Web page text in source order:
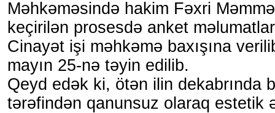
Məhkəməsində hakim Fəxri
keçirilən prosesdə anket
Cinayət işi məhkəmə baxışına
mayın 25-nə təyin edilib.
Qeyd edək ki, ötən ilin dekabrında
tərəfindən qanunsuz olaraq estetik